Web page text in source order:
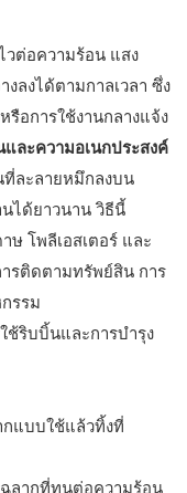
วต่อความร้อน แสง
ลงได้ตามกาลเวลา ซึ่ง
รือการใช้งานกลางแจ้ง
ละความอเนกประสงค์
ที่ละลายหมึกลงบน
ได้ยาวนาน วิธีนี้
ษ โพลีเอสเตอร์ และ
ารติดตามทรัพย์สิน การ
รรม
ช้ริบบิ้นและการบำรุง
กแบบใช้แล้วทิ้งที่
ลากที่ทนต่อความร้อน